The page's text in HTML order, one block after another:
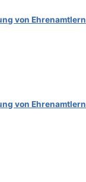
von Ehrenamtlern
von Ehrenamtlern